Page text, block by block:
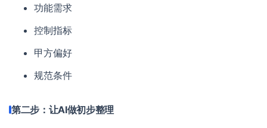
功能需求
控制指标
甲方偏好
规范条件
第二步：让AI做初步整理